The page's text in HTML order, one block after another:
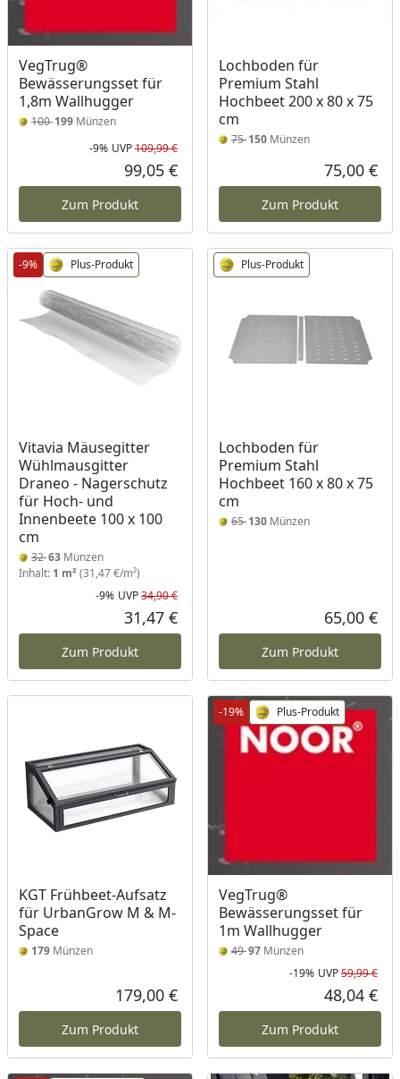
VegTrug®
Bewässerungsset für
1,8m Wallhugger
100199 Münzen
Rabatt in Prozent
-9%
Ursprünglicher Preis
UVP109,99 €
Aktueller Preis
99,05 €
Zum Produkt
Lochboden für
Premium Stahl
Hochbeet 200 x 80 x 75
cm
75150Münzen
75,00 €
Zum Produkt
-9% Plus-Produkt
Vitavia Mäusegitter
Wühlmausgitter
Draneo - Nagerschutz
für Hoch- und
Innenbeete 100 x 100
cm
3263 Münzen
Inhalt: 1 m² (31,47 €/m²)
Rabatt in Prozent
-9%
Ursprünglicher Preis
UVP34,90 €
Aktueller Preis
31,47 €
Zum Produkt
Plus-Produkt
Lochboden für
Premium Stahl
Hochbeet 160 x 80 x 75
cm
65130Münzen
65,00 €
Zum Produkt
KGT Frühbeet-Aufsatz
für UrbanGrow M & M-
Space
179 Münzen
Aktueller Preis
179,00 €
Zum Produkt
-19% Plus-Produkt
VegTrug®
Bewässerungsset für
1m Wallhugger
4997Münzen
-19% UVP59,99 €
48,04 €
Zum Produkt